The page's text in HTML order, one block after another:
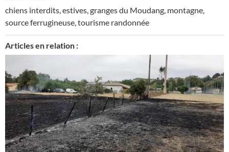
chiens interdits,estives,granges du Moudang, montagne,
source ferrugineuse,tourisme randonnée
Articles en relation :